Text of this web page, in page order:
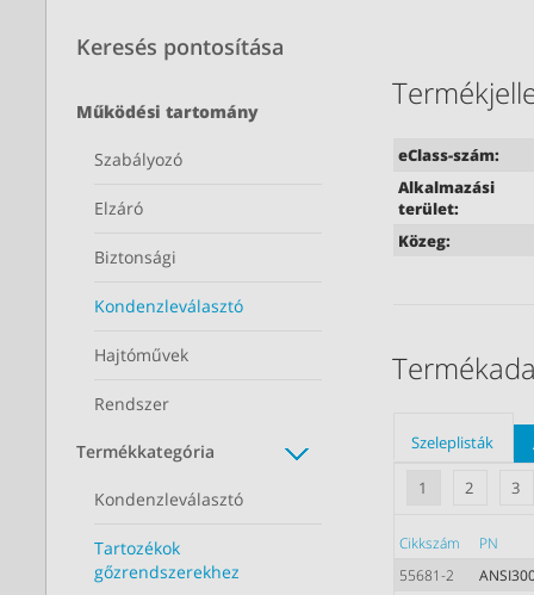
eClass-szám:
Alkalmazási
terület:
Közeg:
Szeleplisták
1 2 3
Cikkszám PN
55681-2
Keresés pontosítása
Működési tartomány
Szabályozó
Elzáró
Biztonsági
Kondenzleválasztó
Hajtóművek
Rendszer
Termékkategória
Kondenzleválasztó
Tartozékok
gőzrendszerekhez